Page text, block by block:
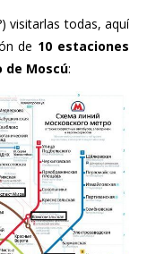
visitarlas todas, aquí
de 10 estaciones
de Moscú: